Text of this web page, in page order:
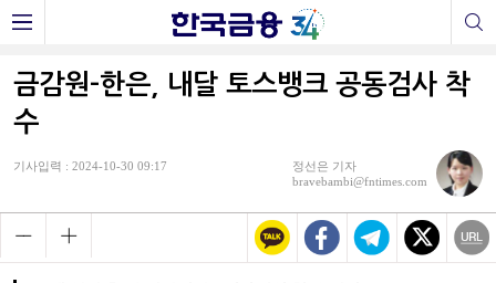
금감원-한은, 내달 토스뱅크 공동검사 착
수
기사입력 : 2024-10-30 09:17
정선은 기자
bravebambi@fntimes.com